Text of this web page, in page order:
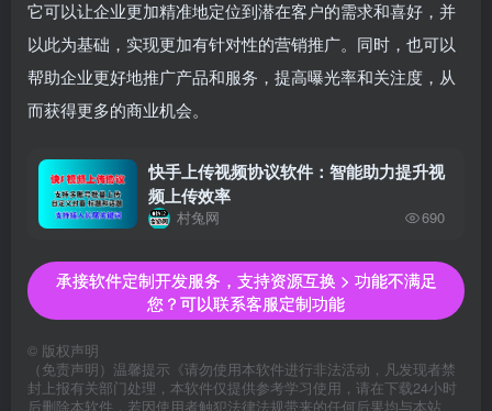
它可以让企业更加精准地定位到潜在客户的需求和喜好，并
以此为基础，实现更加有针对性的营销推广。同时，也可以
帮助企业更好地推广产品和服务，提高曝光率和关注度，从
而获得更多的商业机会。
快手上传视频协议软件：智能助力提升视
频上传效率
村兔网 690
承接软件定制开发服务，支持资源互换 > 功能不满足
您？可以联系客服定制功能
© 版权声明
（免责声明）温馨提示《请勿使用本软件进行非法活动，凡发现者禁
封上报有关部门处理，本软件仅提供参考学习使用，请在下载24小时
后删除本软件，若因使用者触犯法律法规带来的任何后果均与本站